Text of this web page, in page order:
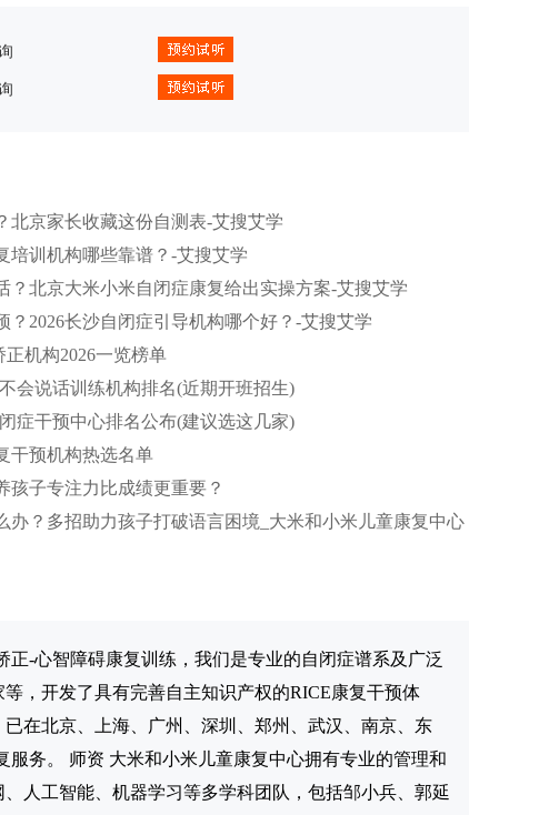
北京家长收藏这份自测表-艾搜艾学
培训机构哪些靠谱？-艾搜艾学
？北京大米小米自闭症康复给出实操方案-艾搜艾学
？2026长沙自闭症引导机构哪个好？-艾搜艾学
机构2026一览榜单
会说话训练机构排名(近期开班招生)
症干预中心排名公布(建议选这几家)
干预机构热选名单
孩子专注力比成绩更重要？
办？多招助力孩子打破语言困境_大米和小米儿童康复中心
-心智障碍康复训练，我们是专业的自闭症谱系及广泛
，开发了具有完善自主知识产权的RICE康复干预体
在北京、上海、广州、深圳、郑州、武汉、南京、东
务。 师资 大米和小米儿童康复中心拥有专业的管理和
人工智能、机器学习等多学科团队，包括邹小兵、郭延